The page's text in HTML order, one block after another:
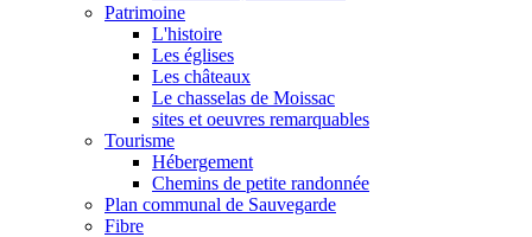
Patrimoine
L'histoire
Les églises
Les châteaux
Le chasselas de Moissac
sites et oeuvres remarquables
Tourisme
Hébergement
Chemins de petite randonnée
Plan communal de Sauvegarde
Fibre